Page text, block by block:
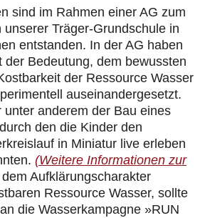
sind im Rahmen einer AG zum
unserer Träger-Grundschule in
entstanden. In der AG haben
der Bedeutung, dem bewussten
der Ressource Wasser
auseinandergesetzt.
unter anderem der Bau eines
den die Kinder den
in Miniatur live erleben
(Weitere Informationen zur
Aufklärungscharakter
Ressource Wasser, sollte
die Wasserkampagne »RUN